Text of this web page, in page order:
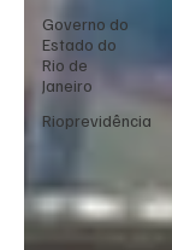
Governo do
Estado do
Rio de
Janeiro
Rioprevidência